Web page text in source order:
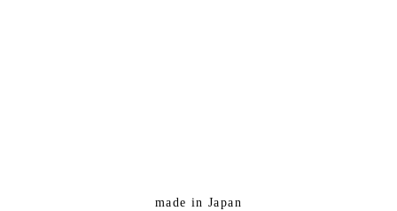
made in Japan